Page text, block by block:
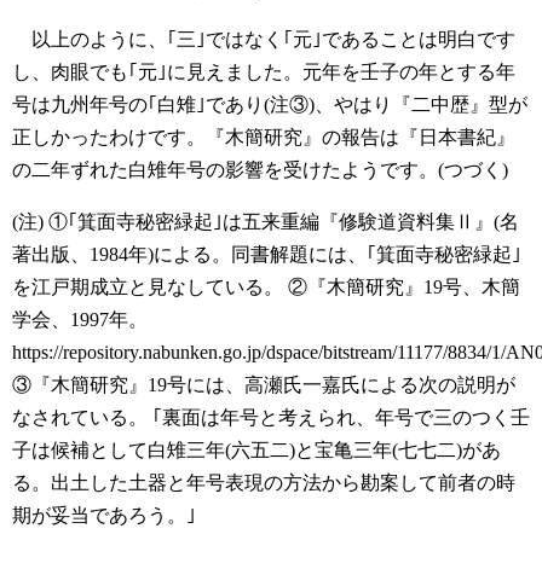
以上のように、｢三｣ではなく｢元｣であることは明白です
し、肉眼でも｢元｣に見えました。元年を壬子の年とする年
号は九州年号の｢白雉｣であり(注③)、やはり『二中歴』型が
正しかったわけです。『木簡研究』の報告は『日本書紀』
の二年ずれた白雉年号の影響を受けたようです。(つづく)
(注) ①｢箕面寺秘密緑起｣は五来重編『修験道資料集Ⅱ』(名
著出版、1984年)による。同書解題には、｢箕面寺秘密緑起｣
を江戸期成立と見なしている。
②『木簡研究』19号、木簡
学会、1997年。
https://repository.nabunken.go.jp/dspace/bitstream/11177/8834/1/
③『木簡研究』19号には、高瀬氏一嘉氏による次の説明が
なされている。
｢裏面は年号と考えられ、年号で三のつく壬
子は候補として白雉三年(六五二)と宝亀三年(七七二)があ
る。出土した土器と年号表現の方法から勘案して前者の時
期が妥当であろう。｣